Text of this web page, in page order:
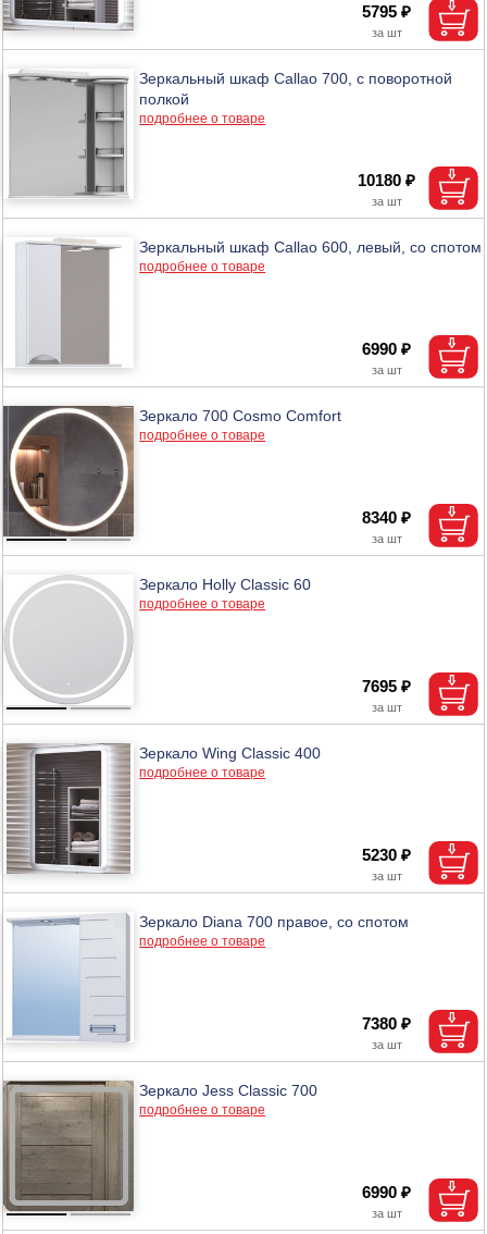
5795 ₽
Зеркальный шкаф Callao 700, с поворотной
полкой
подробнее о товаре
10180 ₽
Зеркальный шкаф Callao 600, левый, со спотом
подробнее о товаре
6990 ₽
Зеркало 700 Cosmo Comfort
подробнее о товаре
8340 ₽
Зеркало Holly Classic 60
подробнее о товаре
7695 ₽
Зеркало Wing Classic 400
подробнее о товаре
5230 ₽
Зеркало Diana 700 правое, со спотом
подробнее о товаре
7380 ₽
Зеркало Jess Classic 700
подробнее о товаре
6990 ₽